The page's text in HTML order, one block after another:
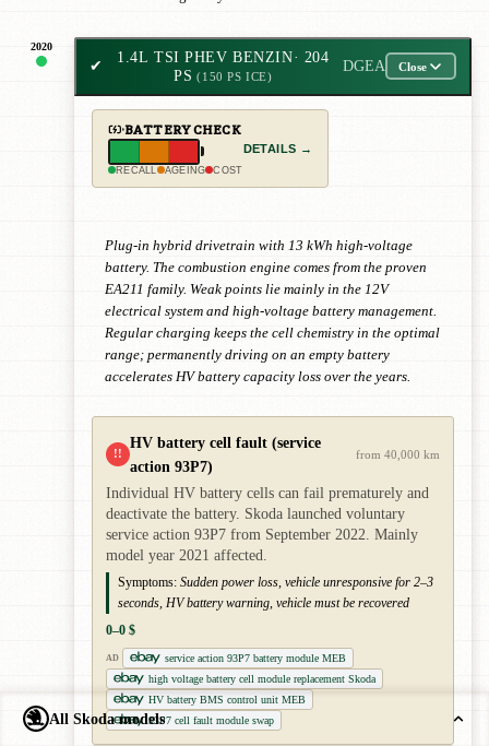
2020
✔
1.4L TSI PHEV BENZIN· 204
PS (150 PS ICE)
DGEA Close
BATTERY CHECK
RECALL AGEING COST
DETAILS →
Plug-in hybrid drivetrain with 13 kWh high-voltage
battery. The combustion engine comes from the proven
EA211 family. Weak points lie mainly in the 12V
electrical system and high-voltage battery management.
Regular charging keeps the cell chemistry in the optimal
range; permanently driving on an empty battery
accelerates HV battery capacity loss over the years.
!!
HV battery cell fault (service
action 93P7)
from 40,000 km
Individual HV battery cells can fail prematurely and
deactivate the battery. Skoda launched voluntary
service action 93P7 from September 2022. Mainly
model year 2021 affected.
Symptoms: Sudden power loss, vehicle unresponsive for 2–3
seconds, HV battery warning, vehicle must be recovered
0–0 $
AD
service action 93P7 battery module MEB
high voltage battery cell module replacement Skoda
HV battery BMS control unit MEB
93P7 cell fault module swap
All Skoda models